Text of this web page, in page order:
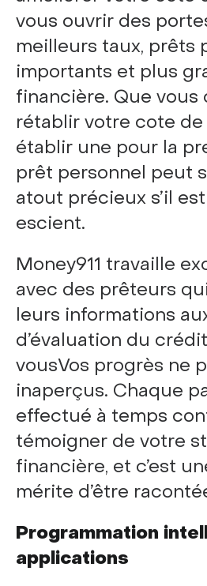
vous ouvrir des
meilleurs taux, prêts
importants et plus
financière. Que vous
rétablir votre cote
établir une pour la
prêt personnel peut
atout précieux s’il
escient.
Money911 travaille
avec des prêteurs
leurs informations
d’évaluation du
vousVos progrès ne
inaperçus. Chaque
effectué à temps
témoigner de votre
financière, et c’est
mérite d’être
Programmation
applications